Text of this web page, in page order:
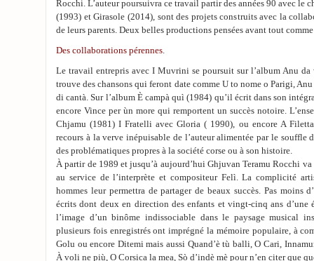
Rocchi. L’auteur poursuivra ce travail partir des années 90 avec le
(1993) et Girasole (2014), sont des projets construits avec la
de leurs parents. Deux belles productions pensées avant tout
Des collaborations pérennes.
Le travail entrepris avec I Muvrini se poursuit sur l’album Anu
trouve des chansons qui feront date comme U to nome o Parigi,
di cantà. Sur l’album È campà quì (1984) qu’il écrit dans son
encore Vince per ùn more qui remportent un succès notoire.
Chjamu (1981) I Fratelli avec Gloria ( 1990), ou encore A
recours à la verve inépuisable de l’auteur alimentée par le souffle
des problématiques propres à la société corse ou à son histoire.
À partir de 1989 et jusqu’à aujourd’hui Ghjuvan Teramu Rocchi
au service de l’interprète et compositeur Felì. La complicité
hommes leur permettra de partager de beaux succès. Pas moins
écrits dont deux en direction des enfants et vingt-cinq ans d’une
l’image d’un binôme indissociable dans le paysage musical
plusieurs fois enregistrés ont imprégné la mémoire populaire, à
Golu ou encore Ditemi mais aussi Quand’è tù balli, O Cari,
À voli ne più, O Corsica la mea, Sò d’indè mè pour n’en citer que